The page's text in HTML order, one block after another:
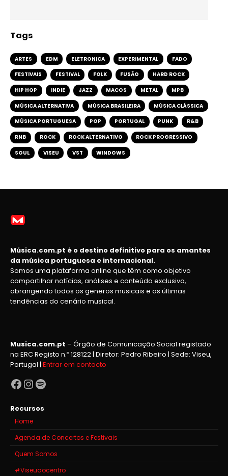
Tags
ARTES EDM ELETRONICA EXPERIMENTAL FADO
FESTIVAIS FESTIVAL FOLK FUSÃO HARD ROCK
HIP HOP INDIE JAZZ MACOS METAL MPB
MÚSICA ALTERNATIVA MÚSICA BRASILEIRA MÚSICA CLÁSSICA
MÚSICA PORTUGUESA POP PORTUGAL PUNK R&B
RNB ROCK ROCK ALTERNATIVO ROCK PROGRESSIVO
SOUL VISEU VST WINDOWS
Música.com.pt é o destino definitivo para os amantes
da música portuguesa e internacional.
Somos uma plataforma online que têm como objetivo
compartilhar notícias, análises e conteúdo exclusivo,
abrangendo todos os generos musicais e as últimas
tendências do cenário musical.
Musica.com.pt – Órgão de Comunicação Social registado
na ERC Registo n.º 128122 | Diretor: Pedro Ribeiro | Sede: Viseu,
Portugal | Entrar em contacto
Facebook
Instagram
Spotify
Recursos
Home
Agenda de Concertos e Festivais
Quem Somos
#Viseuaocentro